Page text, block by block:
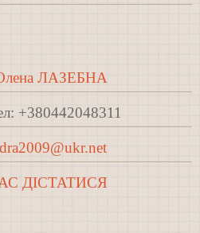
ЛАЗЕБНА
+380442048311
ДІСТАТИСЯ